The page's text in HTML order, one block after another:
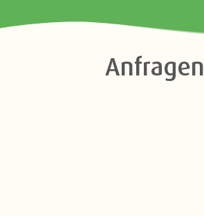
Anfragen